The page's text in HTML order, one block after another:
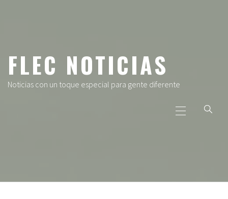
FLEC NOTICIAS
Noticias con un toque especial para gente diferente
principal